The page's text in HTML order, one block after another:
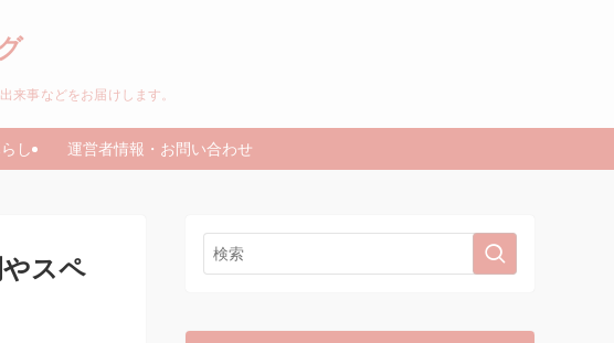
来事などをお届けします。
し 運営者情報・お問い合わせ
スペ